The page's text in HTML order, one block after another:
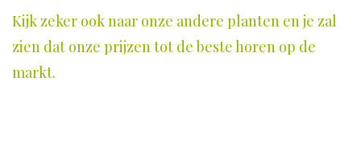
Kijk zeker ook naar onze andere planten en je zal
zien dat onze prijzen tot de beste horen op de
markt.